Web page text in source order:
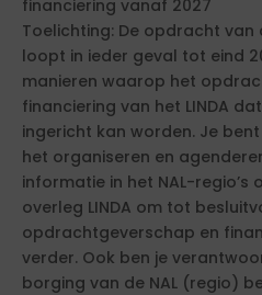
financiering vanaf 2027
Toelichting: De opdracht van
loopt in ieder geval tot eind
manieren waarop het
financiering van het LINDA
ingericht kan worden. Je
het organiseren en
informatie in het NAL-
overleg LINDA om tot
opdrachtgeverschap en
verder. Ook ben je
borging van de NAL (regio)